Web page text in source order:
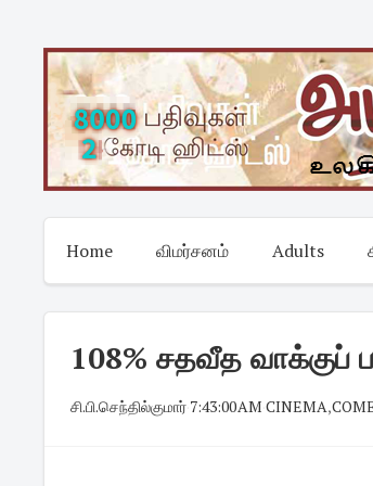
content
Home விமர்சனம் Adults
108% சதவீத வாக்குப்
சி.பி.செந்தில்குமார் 7:43:00 AM ·CINEMA,